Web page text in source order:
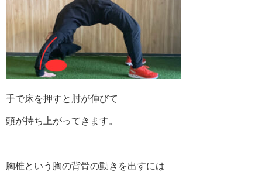
手で床を押すと肘が伸びて
頭が持ち上がってきます。
胸椎という胸の背骨の動きを出すには